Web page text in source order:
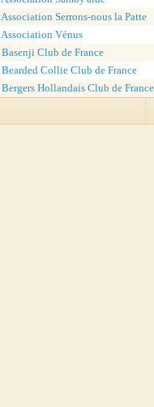
Association Serrons-nous la Patte
Association Vénus
Basenji Club de France
Bearded Collie Club de France
Bergers Hollandais Club de France